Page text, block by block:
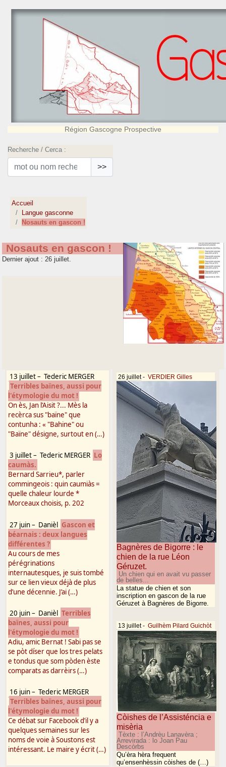
Région Gascogne Prospective
Recherche / Cerca :
>>
Accueil
Langue gasconne
Nosauts en gascon !
Nosauts en gascon !
Dernier ajout : 26 juillet.
13 juillet– Tederic MERGER
Terribles baïnes, aussi pour
l'étymologie du mot !
On ès, Jan l’Aisit ?... Mès la
recèrca sus "baïne" que
contunha : « "Bahine" ou
"Baïne" désigne, surtout en (…)
3 juillet– Tederic MERGER Lo
caumàs.
Bernard Sarrieu*, parler
commingeois : quin caumiàs =
quelle chaleur lourde *
Morceaux choisis, p. 202
27 juin– Danièl Gascon et
béarnais : deux langues
différentes ?
Au cours de mes
pérégrinations
internautesques, je suis tombé
sur ce lien vieux déjà de plus
d’une décennie. J’ai (…)
20 juin– Danièl Terribles
baïnes, aussi pour
l'étymologie du mot !
Adiu, amic Bernat ! Sabi pas se
se pòt díser que los tres pelats
e tondus que som pòden èste
comparats as darrèirs (…)
16 juin– Tederic MERGER
Terribles baïnes, aussi pour
l'étymologie du mot !
Ce débat sur Facebook d’il y a
quelques semaines sur les
noms de voie à Soustons est
intéressant. Le maire y écrit (…)
26 juillet- VERDIER Gilles
Bagnères de Bigorre : le
chien de la rue Léon
Géruzet.
Un chien qui en avait vu passer
de belles...
La statue de chien et son
inscription en gascon de la rue
Géruzet à Bagnères de Bigorre.
13 juillet- Guilhèm Pilard Guichòt
Còishes de l’Assisténcia e
misèria
Tèxte : l’Andrèu Lanavèra ;
Arrevirada : lo Joan Pau
Descòrbs
Qu’èra hèra frequent
qu’ensenhèssin còishes de (…)